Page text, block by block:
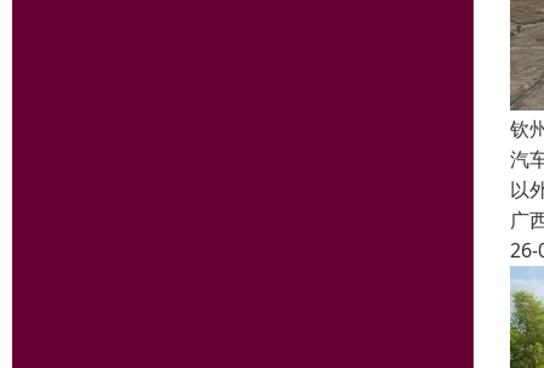
钦
汽
以
广
26-